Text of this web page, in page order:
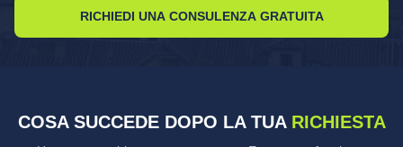
RICHIEDI UNA CONSULENZA GRATUITA
COSA SUCCEDE DOPO LA TUA RICHIESTA